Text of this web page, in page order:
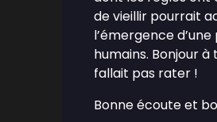
de vieillir pourrait
l’émergence
humains. Bonjour
fallait pas rater !
Bonne écoute et